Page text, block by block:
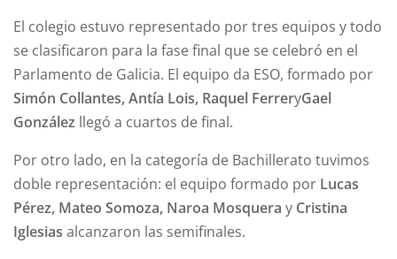
El colegio estuvo representado por tres equipos y todo
se clasificaron para la fase final que se celebró en el
Parlamento de Galicia. El equipo da ESO, formado por
Simón Collantes, Antía Lois, Raquel FerreryGael
González llegó a cuartos de final.
Por otro lado, en la categoría de Bachillerato tuvimos
doble representación: el equipo formado por Lucas
Pérez, Mateo Somoza, Naroa Mosquera y Cristina
Iglesias alcanzaron las semifinales.